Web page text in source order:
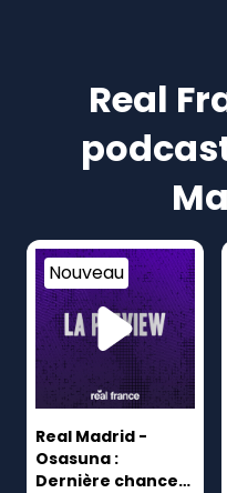
Real
Nouveau
Real Madrid -
Osasuna :
Dernière chance